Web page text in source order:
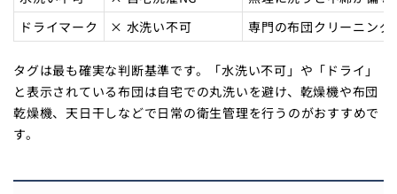
ドライマーク
× 水洗い不可 専門の布団クリーニング
タグは最も確実な判断基準です。「水洗い不可」や「ドライ」
と表示されている布団は自宅での丸洗いを避け、乾燥機や布団
乾燥機、天日干しなどで日常の衛生管理を行うのがおすすめで
す。